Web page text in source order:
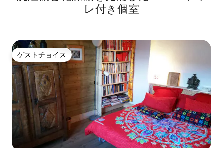
レ付き個室
ゲストチョイス
ゲストチョイス